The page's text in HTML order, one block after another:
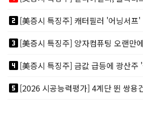
looks_two
looks_3
looks_4
looks_5